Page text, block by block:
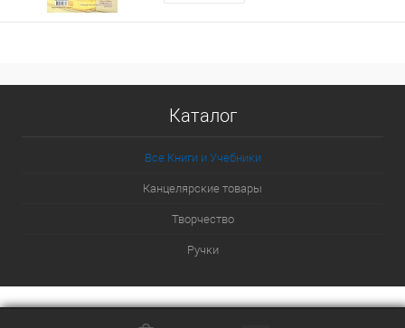
Каталог
Все Книги и Учебники
Канцелярские товары
Творчество
Ручки